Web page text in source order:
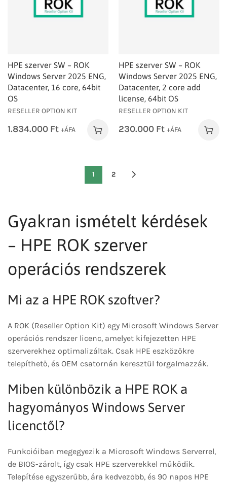
HPE szerver SW – ROK
Windows Server 2025 ENG,
Datacenter, 16 core, 64bit
OS
RESELLER OPTION KIT
1.834.000 Ft +ÁFA
HPE szerver SW – ROK
Windows Server 2025 ENG,
Datacenter, 2 core add
license, 64bit OS
RESELLER OPTION KIT
230.000 Ft +ÁFA
1 2
Gyakran ismételt kérdések
– HPE ROK szerver
operációs rendszerek
Mi az a HPE ROK szoftver?
A ROK (Reseller Option Kit) egy Microsoft Windows Server
operációs rendszer licenc, amelyet kifejezetten HPE
szerverekhez optimalizáltak. Csak HPE eszközökre
telepíthető, és OEM csatornán keresztül forgalmazzák.
Miben különbözik a HPE ROK a
hagyományos Windows Server
licenctől?
Funkcióiban megegyezik a Microsoft Windows Serverrel,
de BIOS-zárolt, így csak HPE szerverekkel működik.
Telepítése egyszerűbb, ára kedvezőbb, és 90 napos HPE